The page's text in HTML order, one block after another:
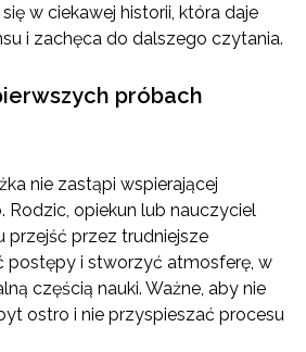
w ciekawej historii, która daje
i zachęca do dalszego czytania.
próbach
nie zastąpi wspierającej
Rodzic, opiekun lub nauczyciel
przez trudniejsze
postępy i stworzyć atmosferę, w
częścią nauki. Ważne, aby nie
ostro i nie przyspieszać procesu